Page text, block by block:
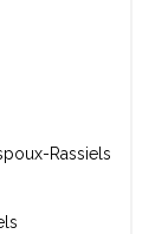
Rassiels